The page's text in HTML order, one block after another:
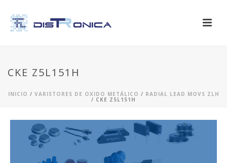
CKE Z5L151H
INICIO / VARISTORES DE OXIDO METÁLICO / RADIAL LEAD MOVS ZLH
/ CKE Z5L151H